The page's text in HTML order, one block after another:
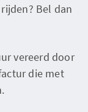
Bel dan
vereerd door
die met